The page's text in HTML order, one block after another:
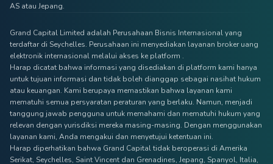
AS atau Jepang.
Grand Capital Limited adalah Perusahaan Bisnis Internasional yang
terdaftar di Seychelles. Perusahaan ini menyediakan layanan broker uang
elektronik internasional melalui akses ke platform .
Harap dicatat bahwa informasi yang disediakan di platform kami hanya
untuk tujuan informasi dan tidak boleh dianggap sebagai nasihat hukum
atau keuangan. Kami berupaya memastikan bahwa layanan kami
mematuhi semua persyaratan peraturan yang berlaku. Namun, menjadi
tanggung jawab pengguna untuk memahami dan mematuhi hukum yang
relevan dengan yurisdiksi mereka masing-masing. Dengan menggunakan
layanan kami, Anda mengakui dan menyetujui ketentuan ini.
Harap diperhatikan bahwa Grand Capital tidak beroperasi di Amerika
Serikat, Seychelles, Saint Vincent dan Grenadines, Jepang, Spanyol, Italia,